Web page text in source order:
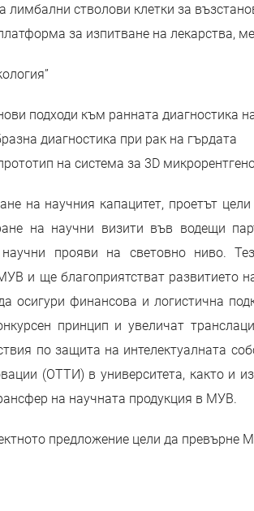
лимбални стволови клетки за
за изпитване на лекарства,
подходи към ранната диагностика
диагностика при рак на гърдата
на система за 3D
на научния капацитет, проетът
на научни визити във водещи
прояви на световно ниво.
и ще благоприятстват развитието
осигури финансова и логистична
принцип и увеличат
по защита на интелектуалната
(ОТТИ) в университета, както и
на научната продукция в МУВ.
предложение цели да превърне